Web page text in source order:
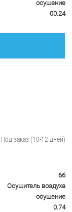
осушение
00.24
Под заказ (10-12 дней)
66
Осушитель воздуха
осушение
0.74